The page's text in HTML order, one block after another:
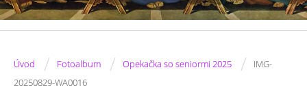
Úvod / Fotoalbum / Opekačka so seniormi 2025 /
IMG-
20250829-WA0016